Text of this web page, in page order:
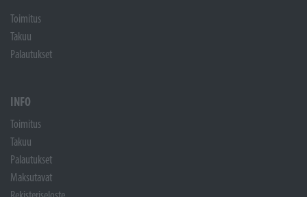
Toimitus
Takuu
Palautukset
INFO
Toimitus
Takuu
Palautukset
Maksutavat